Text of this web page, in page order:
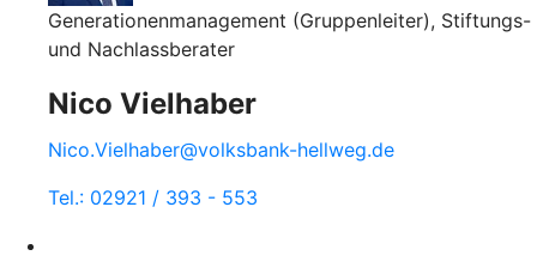
Generationenmanagement (Gruppenleiter), Stiftungs-
und Nachlassberater
Nico Vielhaber
Nico.Vielhaber@volksbank-hellweg.de
Tel.: 02921 / 393 - 553